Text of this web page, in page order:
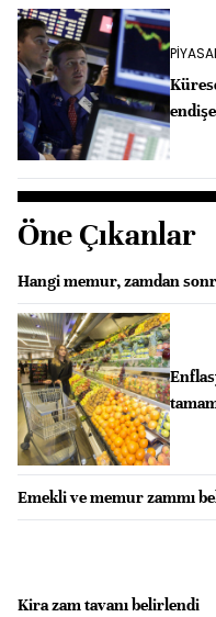
Öne Çıkanlar
Hangi memur, zamdan
Emekli ve memur zammı
Kira zam tavanı belirlendi